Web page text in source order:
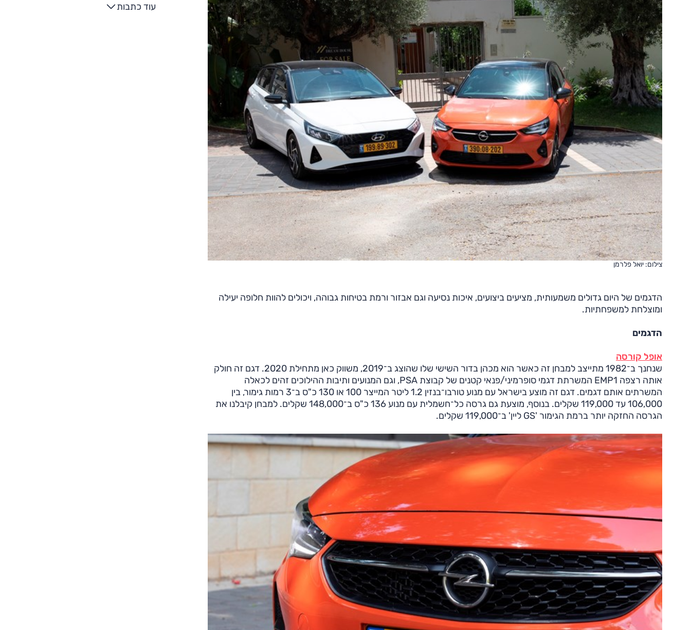
צילום: יואל פלרמן
הדגמים של היום גדולים משמעותית, מציעים ביצועים, איכות נסיעה וגם אבזור ורמת בטיחות גבוהה, ויכולים להוות חלופה יעילה
ומוצלחת למשפחתיות.
הדגמים
אופל קורסה
שנחנך ב־1982 מתייצב למבחן זה כאשר הוא מכהן בדור השישי שלו שהוצג ב־2019, משווק כאן מתחילת 2020. דגם זה חולק
אותה רצפה EMP1 המשרתת דגמי סופרמיני/פנאי קטנים של קבוצת PSA, וגם המנועים ותיבות ההילוכים זהים לכאלה
המשרתים אותם דגמים. דגם זה מוצע בישראל עם מנוע טורבו־בנזין 1.2 ליטר המייצר 100 או 130 כ"ס ב־3 רמות גימור, בין
106,000 עד 119,000 שקלים. בנוסף, מוצעת גם גרסה כל־חשמלית עם מנוע 136 כ"ס ב־148,000 שקלים. למבחן קיבלנו את
הגרסה החזקה יותר ברמת הגימור 'GS ליין' ב־119,000 שקלים.
עוד כתבות